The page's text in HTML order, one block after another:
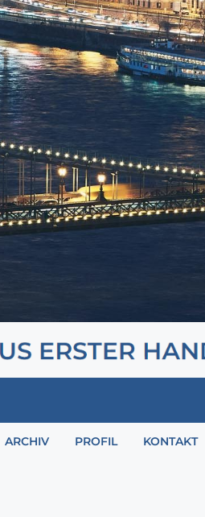
ARCHIV PROFIL KONTAKT